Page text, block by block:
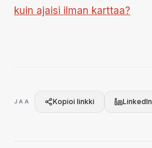
kuin ajaisi ilman karttaa?
JAA Kopioi linkki LinkedIn